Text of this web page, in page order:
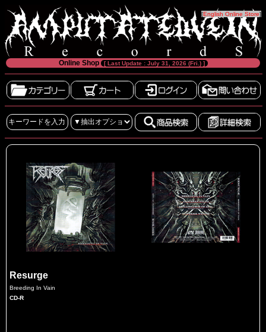
[English Online Store]
Online Shop [ Last Update : July 31, 2026 (Fri.) ]
Resurge
Breeding In Vain
CD-R